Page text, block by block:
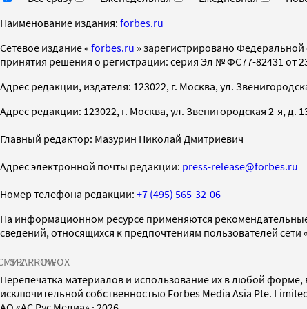
Наименование издания: forbes.ru
Cетевое издание « forbes.ru » зарегистрировано
принятия решения о регистрации: серия Эл № ФС77-82431 от
Адрес редакции, издателя: 123022, г. Москва, ул.
Адрес редакции: 123022, г. Москва, ул. Звенигородская 2-я, д.
Главный редактор: Мазурин Николай Дмитриевич
Адрес электронной почты редакции: press-release@forbes.ru
Номер телефона редакции: +7 (495) 565-32-06
На информационном ресурсе применяются
сведений, относящихся к предпочтениям пользователей
SPARROWINFOX
Перепечатка материалов и использование их в любой
исключительной собственностью Forbes Media Asia Pte.